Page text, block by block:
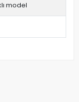
model